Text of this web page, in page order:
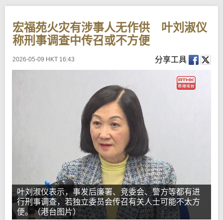
c
宏福苑火灾有涉事人无作供 叶刘淑仪
称刑事调查中传召或不方便
2026-05-09 HKT 16:43 分享工具
叶刘淑仪表示，事发后廉署、竞委会、警方等都有进
行刑事调查，若独立委员会传召有关人士可能不太方
便。（港台图片）